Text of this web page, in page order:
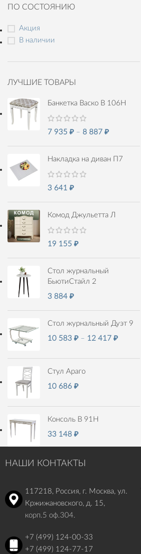
ПО СОСТОЯНИЮ
Акция
В наличии
ЛУЧШИЕ ТОВАРЫ
Банкетка Васко В 106Н
7 935 ₽ – 8 887 ₽
Накладка на диван П7
3 641 ₽
Комод Джульетта Л
19 155 ₽
Стол журнальный
БьютиСтайл 2
3 884 ₽
Стол журнальный Дуэт 9
10 583 ₽ – 12 417 ₽
Стул Араго
10 686 ₽
Консоль В 91Н
33 148 ₽
НАШИ КОНТАКТЫ
117218, Россия, г. Москва, ул.
Кржижановского, д. 15,
корп.5 оф.304.
+7 (499) 124-00-33
+7 (499) 124-77-17